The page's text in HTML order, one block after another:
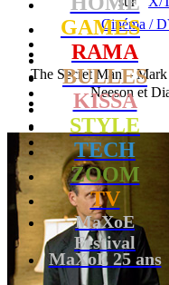
GAMES
RAMA
BULLES
KISSA
STYLE
TECH
ZOOM
TV
MaXoE
Festival
MaXoE 25 ans
!
Cinéma /
The Secret Man –
Neeson et